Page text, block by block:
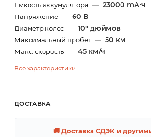
Емкость аккумулятора — 23000 mА⋅ч
Напряжение — 60 В
Диаметр колес — 10" дюймов
Максимальный пробег — 50 км
Макс. скорость — 45 км/ч
Все характеристики
ДОСТАВКА
🚚 Доставка СДЭК и